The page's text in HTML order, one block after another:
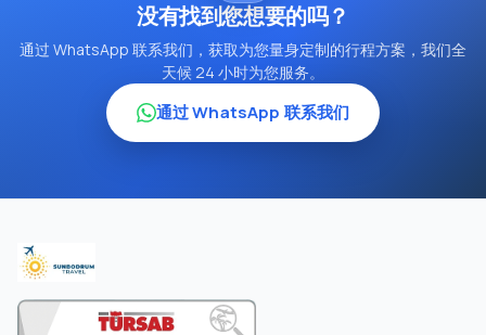
没有找到您想要的吗？
通过 WhatsApp 联系我们，获取为您量身定制的行程方案，我们全
天候 24 小时为您服务。
通过 WhatsApp 联系我们